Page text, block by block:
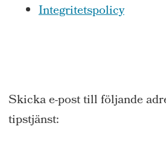
Integritetspolicy
Skicka e-post till följande
tipstjänst: